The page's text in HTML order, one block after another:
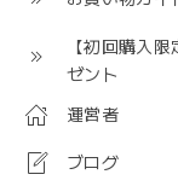
【初回購入
ゼント
運営者
ブログ